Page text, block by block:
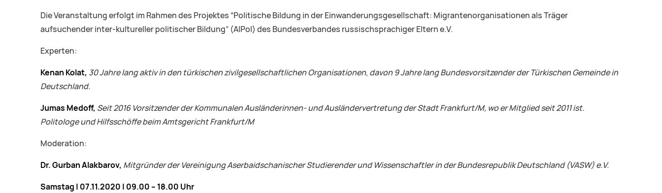
Die Veranstaltung erfolgt im Rahmen des Projektes “Politische Bildung in der Einwanderungsgesellschaft: Migrantenorganisationen als Träger
aufsuchender inter-kultureller politischer Bildung” (AIPol) des Bundesverbandes russischsprachiger Eltern e.V.
Experten:
Kenan Kolat, 30 Jahre lang aktiv in den türkischen zivilgesellschaftlichen Organisationen, davon 9 Jahre lang Bundesvorsitzender der Türkischen Gemeindein
Deutschland.
Jumas Medoff, Seit 2016 Vorsitzenderder Kommunalen Ausländerinnen-und Ausländervertretung der Stadt Frankfurt/M, wo er Mitglied seit 2011 ist.
Politologe und Hilfsschöffe beim Amtsgericht Frankfurt/M
Moderation:
Dr. Gurban Alakbarov, Mitgründer der Vereinigung Aserbaidschanischer Studierender und Wissenschaftler in der Bundesrepublik Deutschland (VASW) e.V.
Samstag | 07.11.2020 | 09.00 – 18.00 Uhr